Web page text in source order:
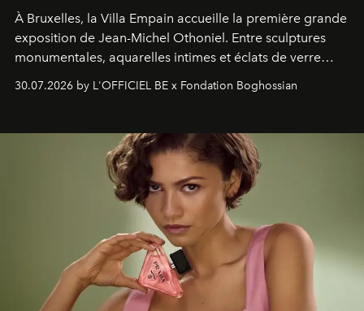
À Bruxelles, la Villa Empain accueille la première grande
exposition de Jean-Michel Othoniel. Entre sculptures
monumentales, aquarelles intimes et éclats de verre
émotionnel où chaque œuvre devient le souvenir
émerveillement.
30.07.2026 by L'OFFICIEL BE x Fondation Boghossian